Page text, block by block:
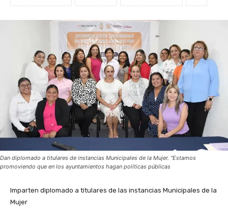
Dan diplomado a titulares de instancias Municipales de la Mujer. “Estamos
promoviendo que en los ayuntamientos hagan políticas públicas
Imparten diplomado a titulares de las instancias Municipales de la
Mujer